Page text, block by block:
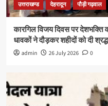
उत्तराखण्ड देहरादून पौड़ी गढ़वाल
कारगिल विजय दिवस पर देशभक्ति
धावकों ने दौड़कर शहीदों को दी
admin 26 July 2026 0